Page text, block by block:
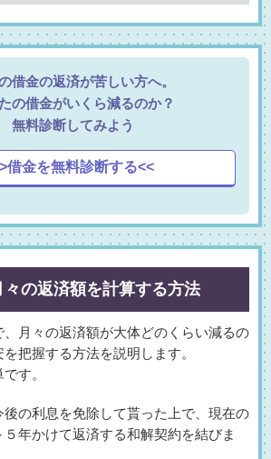
借金の返済が苦しい方へ。
の借金がいくら減るのか？
無料診断してみよう
借金を無料診断する<<
の返済額を計算する方法
、月々の返済額が大体どのくらい減るの
把握する方法を説明します。
す。
の利息を免除して貰った上で、現在の
年かけて返済する和解契約を結びま